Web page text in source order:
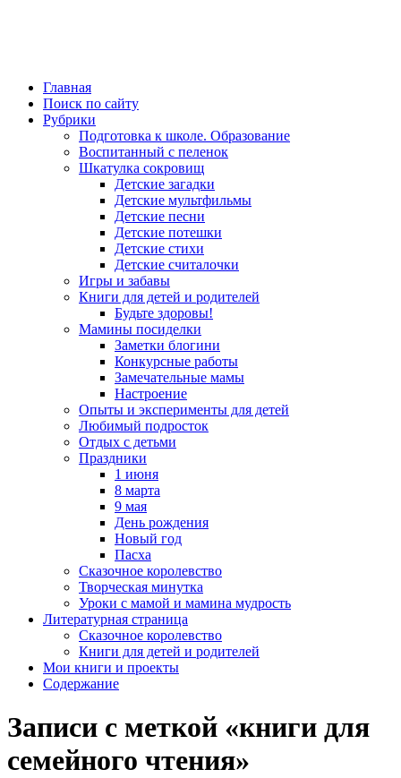
Главная
Поиск по сайту
Рубрики
Подготовка к школе. Образование
Воспитанный с пеленок
Шкатулка сокровищ
Детские загадки
Детские мультфильмы
Детские песни
Детские потешки
Детские стихи
Детские считалочки
Игры и забавы
Книги для детей и родителей
Будьте здоровы!
Мамины посиделки
Заметки блогини
Конкурсные работы
Замечательные мамы
Настроение
Опыты и эксперименты для детей
Любимый подросток
Отдых с детьми
Праздники
1 июня
8 марта
9 мая
День рождения
Новый год
Пасха
Сказочное королевство
Творческая минутка
Уроки с мамой и мамина мудрость
Литературная страница
Сказочное королевство
Книги для детей и родителей
Мои книги и проекты
Содержание
Записи с меткой «книги для
семейного чтения»